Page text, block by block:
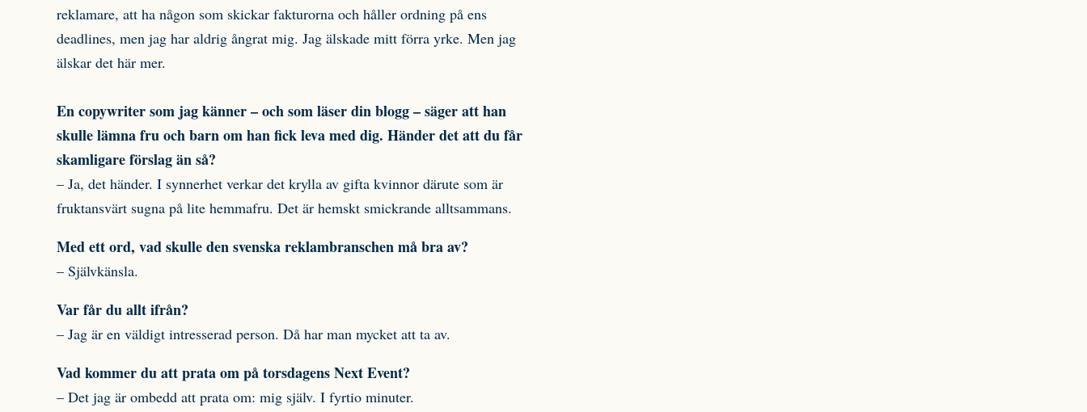
reklamare, att ha någon som skickar fakturorna och håller ordning på ens
deadlines, men jag har aldrig ångrat mig. Jag älskade mitt förra yrke. Men jag
älskar det här mer.
En copywriter som jag känner – och som läser din blogg – säger att han
skulle lämna fru och barn om han fick leva med dig. Händer det att du får
skamligare förslag än så?
– Ja, det händer. I synnerhet verkar det krylla av gifta kvinnor därute som är
fruktansvärt sugna på lite hemmafru. Det är hemskt smickrande alltsammans.
Med ett ord, vad skulle den svenska reklambranschen må bra av?
– Självkänsla.
Var får du allt ifrån?
– Jag är en väldigt intresserad person. Då har man mycket att ta av.
Vad kommer du att prata om på torsdagens Next Event?
– Det jag är ombedd att prata om: mig själv. I fyrtio minuter.